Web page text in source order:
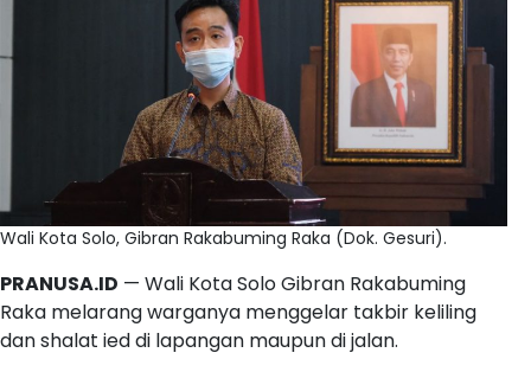
Wali Kota Solo, Gibran Rakabuming Raka (Dok. Gesuri).
PRANUSA.ID — Wali Kota Solo Gibran Rakabuming
Raka melarang warganya menggelar takbir keliling
dan shalat ied di lapangan maupun di jalan.